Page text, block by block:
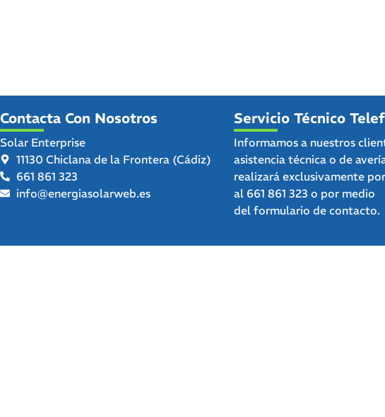
Contacta Con Nosotros
Solar Enterprise
11130 Chiclana de la Frontera (Cádiz)
661 861 323
info@energiasolarweb.es
Servicio Técnico
Informamos a nuestros
asistencia técnica o de
realizará exclusivamente
al 661 861 323 o por medio
del formulario de contacto.